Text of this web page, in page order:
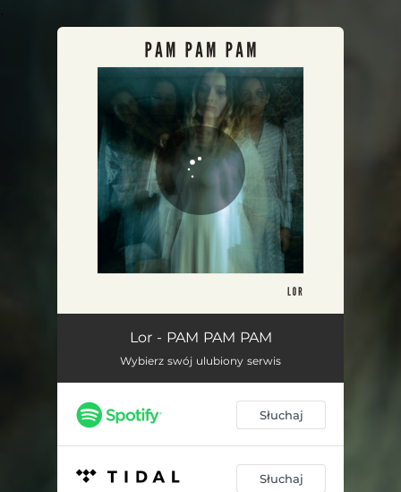
You're all set!
PAM PAM PAMLor - PAM PAM PAM
Wybierz swój ulubiony serwis
Słuchaj
Słuchaj